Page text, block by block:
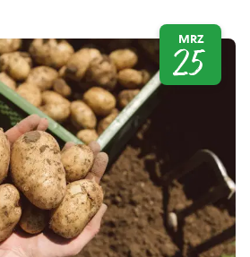
MRZ
25